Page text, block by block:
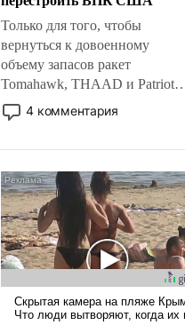
Только для того, чтобы
вернуться к довоенному
объему запасов ракет
Tomahawk, THAAD и Patriot
США потребуется более трех
лет. Даже небольшая война с
Сложившаяся ситуация
означает многолетний период
уязвимости США, например,
перед Китаем.
4 комментария